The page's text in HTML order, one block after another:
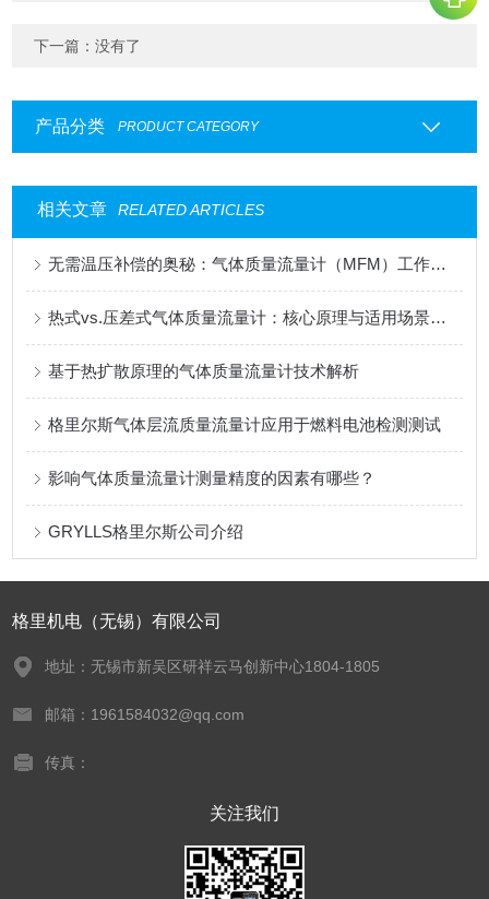
下一篇：没有了
产品分类 PRODUCT CATEGORY
相关文章 RELATED ARTICLES
无需温压补偿的奥秘：气体质量流量计（MFM）工作原理深度解析
热式vs.压差式气体质量流量计：核心原理与适用场景分析
基于热扩散原理的气体质量流量计技术解析
格里尔斯气体层流质量流量计应用于燃料电池检测测试
影响气体质量流量计测量精度的因素有哪些？
GRYLLS格里尔斯公司介绍
格里机电（无锡）有限公司
地址：无锡市新吴区研祥云马创新中心1804-1805
邮箱：1961584032@qq.com
传真：
关注我们